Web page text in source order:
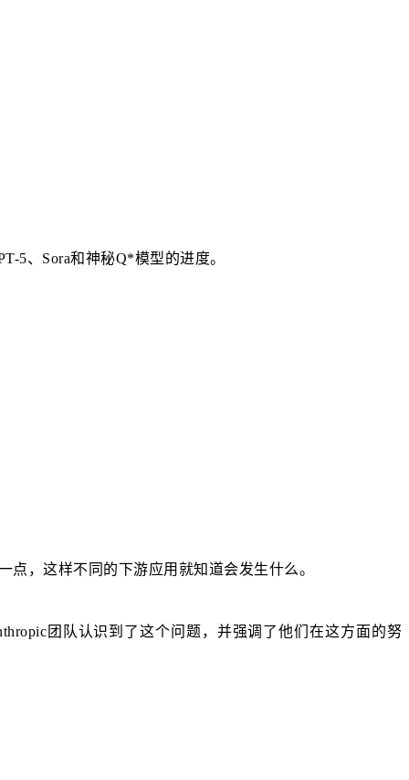
5、Sora和神秘Q*模型的进度。
点，这样不同的下游应用就知道会发生什么。
团队认识到了这个问题，并强调了他们在这方面的努